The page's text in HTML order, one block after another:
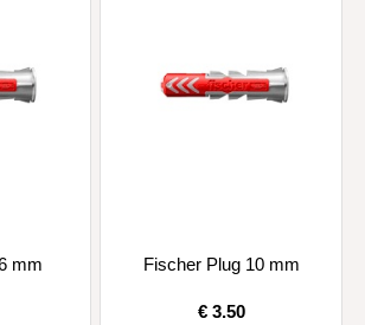
mm Fischer Plug 10 mm
€ 3.50